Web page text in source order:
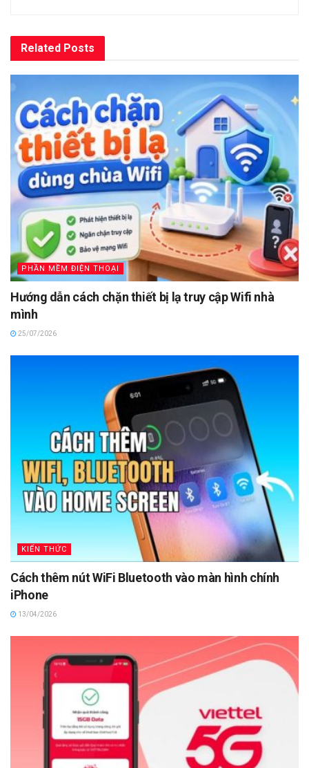
Related Posts
PHẦN MỀM ĐIỆN THOẠI
Hướng dẫn cách chặn thiết bị lạ truy cập Wifi nhà
mình
25/07/2026
KIẾN THỨC
Cách thêm nút WiFi Bluetooth vào màn hình chính
iPhone
13/04/2026